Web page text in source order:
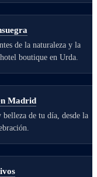
de la naturaleza y la
boutique en Urda.
Madrid
de tu día, desde la